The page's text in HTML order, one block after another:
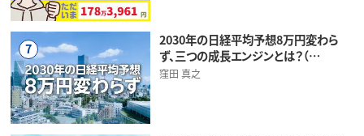
7
2030年の日経平均予想8万円変わら
ず、三つの成長エンジンとは？（…
窪田 真之